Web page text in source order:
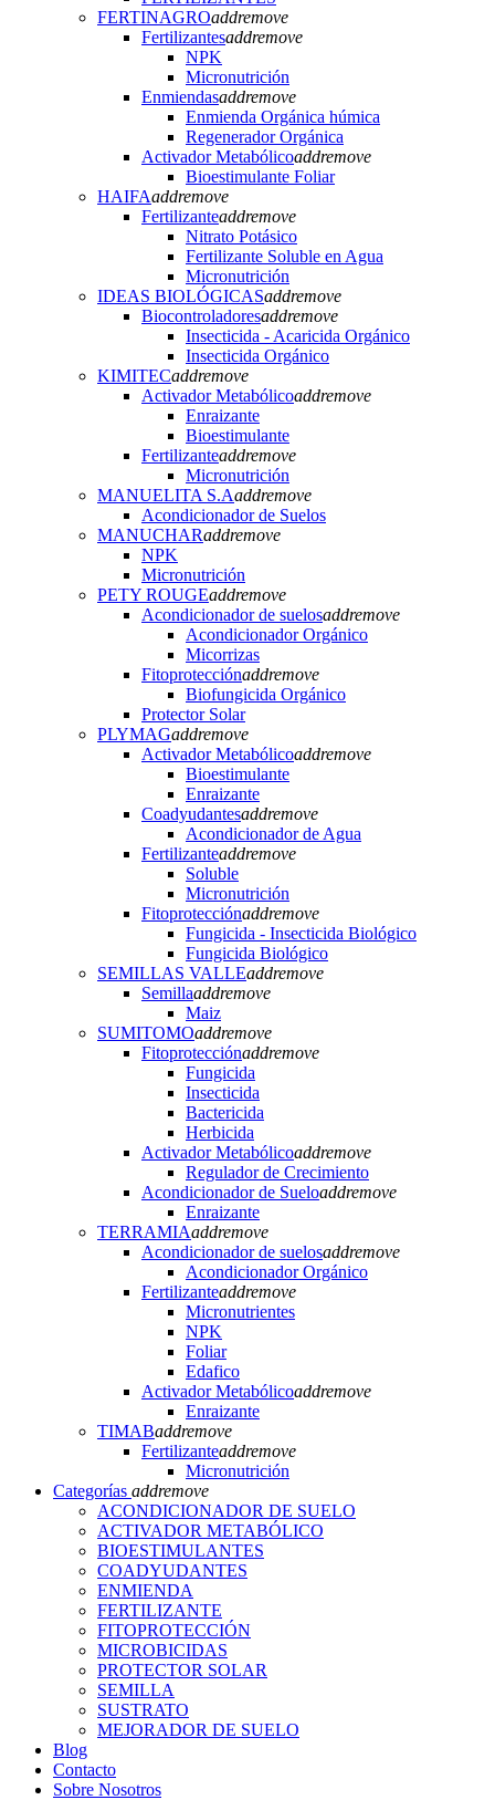
FERTINAGROaddremove
Fertilizantesaddremove
NPK
Micronutrición
Enmiendasaddremove
Enmienda Orgánica húmica
Regenerador Orgánica
Activador Metabólicoaddremove
Bioestimulante Foliar
HAIFAaddremove
Fertilizanteaddremove
Nitrato Potásico
Fertilizante Soluble en Agua
Micronutrición
IDEAS BIOLÓGICASaddremove
Biocontroladoresaddremove
Insecticida - Acaricida Orgánico
Insecticida Orgánico
KIMITECaddremove
Activador Metabólicoaddremove
Enraizante
Bioestimulante
Fertilizanteaddremove
Micronutrición
MANUELITA S.Aaddremove
Acondicionador de Suelos
MANUCHARaddremove
NPK
Micronutrición
PETY ROUGEaddremove
Acondicionador de suelosaddremove
Acondicionador Orgánico
Micorrizas
Fitoprotecciónaddremove
Biofungicida Orgánico
Protector Solar
PLYMAGaddremove
Activador Metabólicoaddremove
Bioestimulante
Enraizante
Coadyudantesaddremove
Acondicionador de Agua
Fertilizanteaddremove
Soluble
Micronutrición
Fitoprotecciónaddremove
Fungicida - Insecticida Biológico
Fungicida Biológico
SEMILLAS VALLEaddremove
Semillaaddremove
Maiz
SUMITOMOaddremove
Fitoprotecciónaddremove
Fungicida
Insecticida
Bactericida
Herbicida
Activador Metabólicoaddremove
Regulador de Crecimiento
Acondicionador de Sueloaddremove
Enraizante
TERRAMIAaddremove
Acondicionador de suelosaddremove
Acondicionador Orgánico
Fertilizanteaddremove
Micronutrientes
NPK
Foliar
Edafico
Activador Metabólicoaddremove
Enraizante
TIMABaddremove
Fertilizanteaddremove
Micronutrición
Categorías addremove
ACONDICIONADOR DE SUELO
ACTIVADOR METABÓLICO
BIOESTIMULANTES
COADYUDANTES
ENMIENDA
FERTILIZANTE
FITOPROTECCIÓN
MICROBICIDAS
PROTECTOR SOLAR
SEMILLA
SUSTRATO
MEJORADOR DE SUELO
Blog
Contacto
Sobre Nosotros